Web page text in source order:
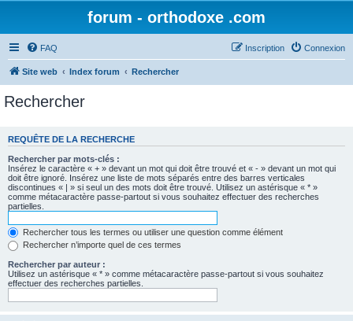
forum - orthodoxe .com
FAQ Connexion
Inscription
Site web Index forum Rechercher
Rechercher
REQUÊTE DE LA RECHERCHE
Rechercher par mots-clés :
Insérez le caractère « + » devant un mot qui doit être trouvé et « - » devant un mot qui
doit être ignoré. Insérez une liste de mots séparés entre des barres verticales
discontinues « | » si seul un des mots doit être trouvé. Utilisez un astérisque « * »
comme métacaractère passe-partout si vous souhaitez effectuer des recherches
partielles.
Rechercher tous les termes ou utiliser une question comme élément
Rechercher n’importe quel de ces termes
Rechercher par auteur :
Utilisez un astérisque « * » comme métacaractère passe-partout si vous souhaitez
effectuer des recherches partielles.